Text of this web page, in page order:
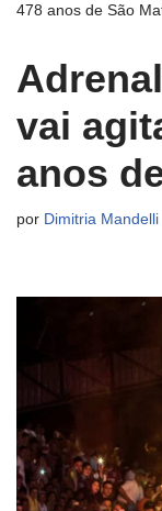
478 anos de São
vai
anos
por Dimitria Mandelli